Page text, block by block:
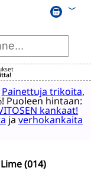
﹀
Painettuja trikoita,
Puoleen hintaan:
kankaat!
javerhokankaita
(014)